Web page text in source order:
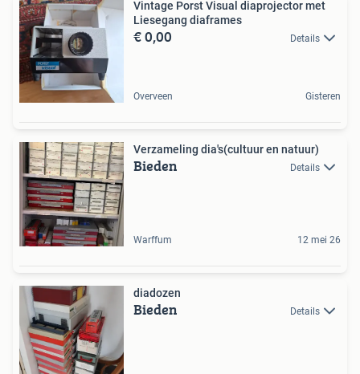
Vintage Porst Visual diaprojector met
Liesegang diaframes
€ 0,00 Details
Overveen Gisteren
Verzameling dia's(cultuur en natuur)
Bieden Details
Warffum 12 mei 26
diadozen
Bieden Details